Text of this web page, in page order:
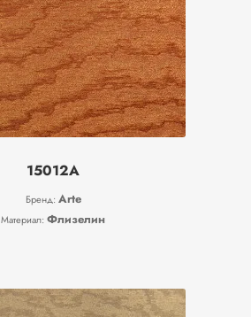
15012A
Бренд: Arte
Материал: Флизелин